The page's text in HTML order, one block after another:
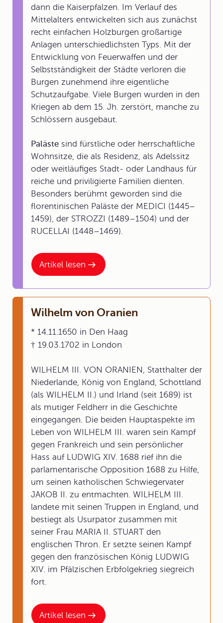
Artikel lesen
dann die Kaiserpfalzen. Im Verlauf des
Mittelalters entwickelten sich aus zunächst
recht einfachen Holzburgen großartige
Anlagen unterschiedlichsten Typs. Mit der
Entwicklung von Feuerwaffen und der
Selbstständigkeit der Städte verloren die
Burgen zunehmend ihre eigentliche
Schutzaufgabe. Viele Burgen wurden in den
Kriegen ab dem 15. Jh. zerstört, manche zu
Schlössern ausgebaut.
Paläste sind fürstliche oder herrschaftliche
Wohnsitze, die als Residenz, als Adelssitz
oder weitläufiges Stadt- oder Landhaus für
reiche und priviligierte Familien dienten.
Besonders berühmt geworden sind die
florentinischen Paläste der MEDICI (1445–
1459), der STROZZI (1489–1504) und der
RUCELLAI (1448–1469).
Artikel lesen
Wilhelm von Oranien
* 14.11.1650 in Den Haag
† 19.03.1702 in London
WILHELM III. VON ORANIEN, Statthalter der
Niederlande, König von England, Schottland
(als WILHELM II.) und Irland (seit 1689) ist
als mutiger Feldherr in die Geschichte
eingegangen. Die beiden Hauptaspekte im
Leben von WILHELM III. waren sein Kampf
gegen Frankreich und sein persönlicher
Hass auf LUDWIG XIV. 1688 rief ihn die
parlamentarische Opposition 1688 zu Hilfe,
um seinen katholischen Schwiegervater
JAKOB II. zu entmachten. WILHELM III.
landete mit seinen Truppen in England, und
bestiegt als Usurpator zusammen mit
seiner Frau MARIA II. STUART den
englischen Thron. Er setzte seinen Kampf
gegen den französischen König LUDWIG
XIV. im Pfälzischen Erbfolgekrieg siegreich
fort.